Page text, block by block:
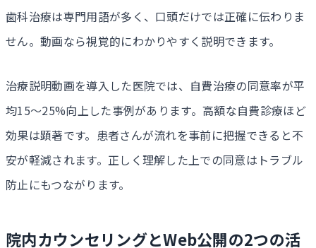
歯科治療は専門用語が多く、口頭だけでは正確に伝わりま
せん。動画なら視覚的にわかりやすく説明できます。
治療説明動画を導入した医院では、自費治療の同意率が平
均15〜25%向上した事例があります。高額な自費診療ほど
効果は顕著です。患者さんが流れを事前に把握できると不
安が軽減されます。正しく理解した上での同意はトラブル
防止にもつながります。
院内カウンセリングとWeb公開の2つの活